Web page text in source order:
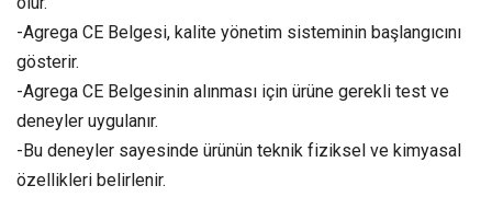
-Agrega CE Belgesi, kalite yönetim sisteminin başlangıcını
gösterir.
-Agrega CE Belgesinin alınması için ürüne gerekli test ve
deneyler uygulanır.
-Bu deneyler sayesinde ürünün teknik fiziksel ve kimyasal
özellikleri belirlenir.